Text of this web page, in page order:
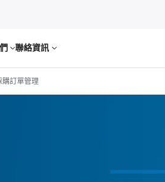
聯絡資訊
購訂單管理